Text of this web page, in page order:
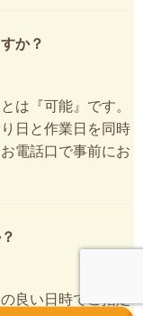
か？
は『可能』です。
日と作業日を同時
電話口で事前にお
良い日時でご指定